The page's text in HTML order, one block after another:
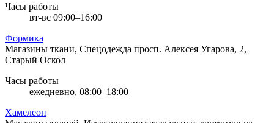
Часы работы
вт-вс 09:00–16:00
Формика
Магазины ткани, Спецодежда просп. Алексея Угарова, 2,
Старый Оскол
Часы работы
ежедневно, 08:00–18:00
Хамелеон